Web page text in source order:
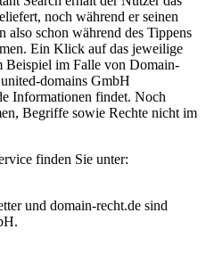
noch während er seinen
schon während des Tippens
Ein Klick auf das jeweilige
Beispiel im Falle von Domain-
domains GmbH
Informationen findet. Noch
Begriffe sowie Rechte nicht im
finden Sie unter:
und domain-recht.de sind